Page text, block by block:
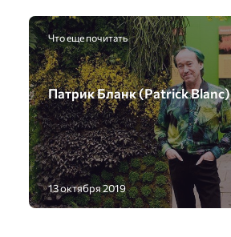
Что еще почитать
Патрик Бланк (Patrick Blanc)
13 октября 2019